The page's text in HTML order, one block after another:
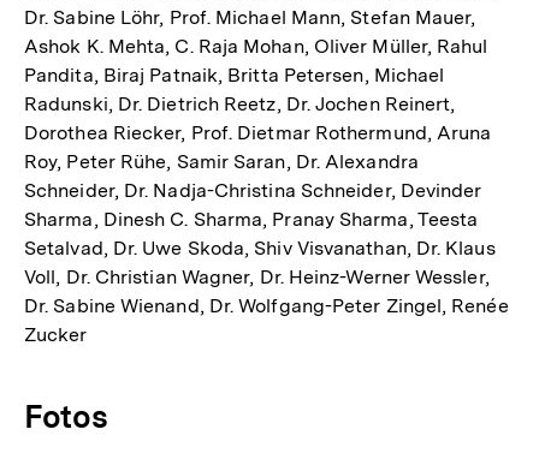
Dr. Sabine Löhr, Prof. Michael Mann, Stefan Mauer,
Ashok K. Mehta, C. Raja Mohan, Oliver Müller, Rahul
Pandita, Biraj Patnaik, Britta Petersen, Michael
Radunski, Dr. Dietrich Reetz, Dr. Jochen Reinert,
Dorothea Riecker, Prof. Dietmar Rothermund, Aruna
Roy, Peter Rühe, Samir Saran, Dr. Alexandra
Schneider, Dr. Nadja-Christina Schneider, Devinder
Sharma, Dinesh C. Sharma, Pranay Sharma, Teesta
Setalvad, Dr. Uwe Skoda, Shiv Visvanathan, Dr. Klaus
Voll, Dr. Christian Wagner, Dr. Heinz-Werner Wessler,
Dr. Sabine Wienand, Dr. Wolfgang-Peter Zingel, Renée
Zucker
Fotos